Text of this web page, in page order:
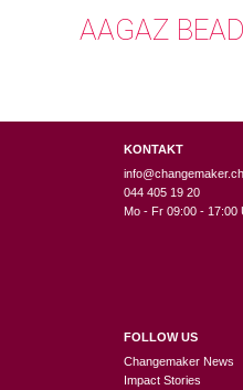
AAGAZ
KONTAKT
info@changemaker.ch
044 405 19 20
Mo - Fr 09:00 - 17:00
FOLLOW US
Changemaker News
Impact Stories